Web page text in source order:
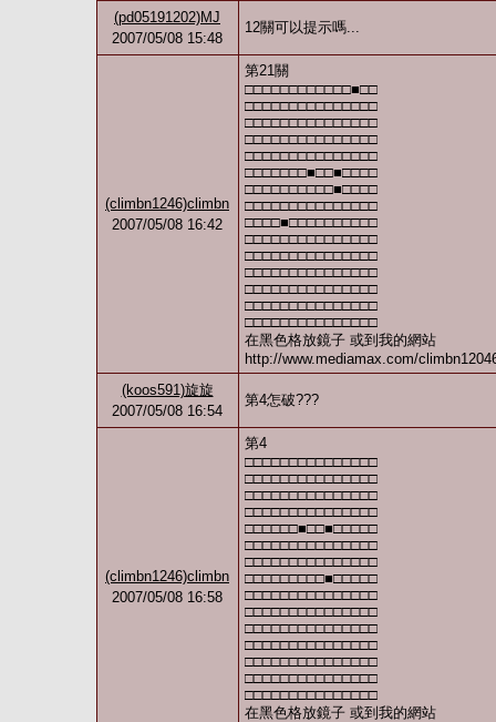
(pd05191202)MJ
2007/05/08 15:48
12關可以提示嗎...
(climbn1246)climbn
2007/05/08 16:42
第21關
□□□□□□□□□□□□■□□
□□□□□□□□□□□□□□□
□□□□□□□□□□□□□□□
□□□□□□□□□□□□□□□
□□□□□□□□□□□□□□□
□□□□□□□■□□■□□□□
□□□□□□□□□□■□□□□
□□□□□□□□□□□□□□□
□□□□■□□□□□□□□□□
□□□□□□□□□□□□□□□
□□□□□□□□□□□□□□□
□□□□□□□□□□□□□□□
□□□□□□□□□□□□□□□
□□□□□□□□□□□□□□□
□□□□□□□□□□□□□□□
在黑色格放鏡子 或到我的網站
http://www.mediamax.com/
(koos591)旋旋
2007/05/08 16:54
第4怎破???
(climbn1246)climbn
2007/05/08 16:58
第4
□□□□□□□□□□□□□□□
□□□□□□□□□□□□□□□
□□□□□□□□□□□□□□□
□□□□□□□□□□□□□□□
□□□□□□■□□■□□□□□
□□□□□□□□□□□□□□□
□□□□□□□□□□□□□□□
□□□□□□□□□■□□□□□
□□□□□□□□□□□□□□□
□□□□□□□□□□□□□□□
□□□□□□□□□□□□□□□
□□□□□□□□□□□□□□□
□□□□□□□□□□□□□□□
□□□□□□□□□□□□□□□
□□□□□□□□□□□□□□□
在黑色格放鏡子 或到我的網站